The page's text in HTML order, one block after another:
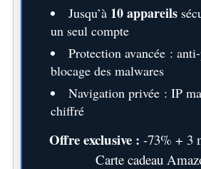
Jusqu’à 10 appareils
un seul compte
Protection avancée :
blocage des malwares
Navigation privée : IP
chiffré
Offre exclusive : -73% + 3
Carte cadeau